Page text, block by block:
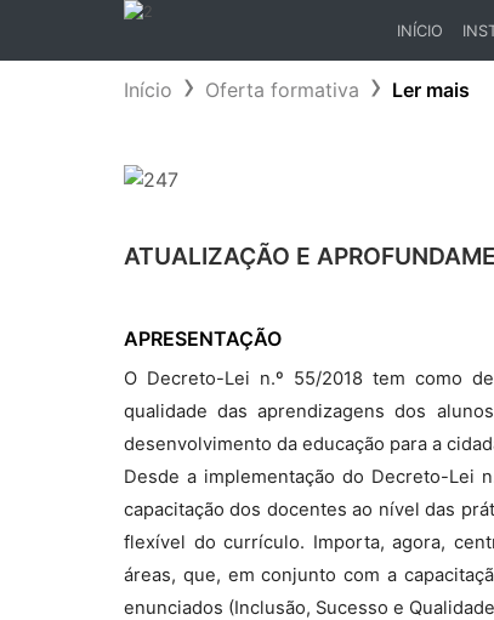
INÍCIO
Início Oferta formativa Ler mais
ATUALIZAÇÃO E
APRESENTAÇÃO
O Decreto-Lei n.º 55/2018 tem como
qualidade das aprendizagens dos
desenvolvimento da educação para a
Desde a implementação do Decreto-Lei
capacitação dos docentes ao nível das
flexível do currículo. Importa, agora,
áreas, que, em conjunto com a
enunciados (Inclusão, Sucesso e